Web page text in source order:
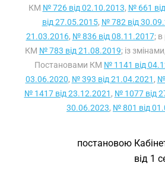
КМ № 726 від 02.10.2013, № 661
від 27.05.2015, № 782 від
21.03.2016, № 836 від 08.11.2017; в
КМ № 783 від 21.08.2019; із
Постановами КМ № 1141 від
03.06.2020, № 393 від 21.04.2021 , №
№ 1417 від 23.12.2021 , № 1077 від
30.06.2023, № 801 від
постановою
від 1